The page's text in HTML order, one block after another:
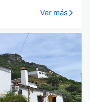
Ver más